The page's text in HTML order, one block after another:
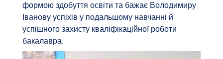
формою здобуття освіти та бажає Володимиру
Іванову успіхів у подальшому навчанні й
успішного захисту кваліфікаційної роботи
бакалавра.